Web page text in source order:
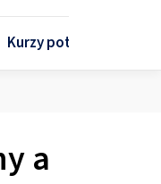
KOŠÍK
Kurzy potápění
a